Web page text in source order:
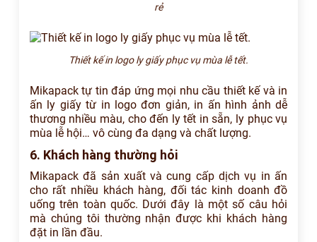
rẻ
Thiết kế in logo ly giấy phục vụ mùa lễ tết.
Mikapack tự tin đáp ứng mọi nhu cầu thiết kế và in
ấn ly giấy từ in logo đơn giản, in ấn hình ảnh dễ
thương nhiều màu, cho đến ly tết in sẵn, ly phục vụ
mùa lễ hội… vô cùng đa dạng và chất lượng.
6. Khách hàng thường hỏi
Mikapack đã sản xuất và cung cấp dịch vụ in ấn
cho rất nhiều khách hàng, đối tác kinh doanh đồ
uống trên toàn quốc. Dưới đây là một số câu hỏi
mà chúng tôi thường nhận được khi khách hàng
đặt in lần đầu.